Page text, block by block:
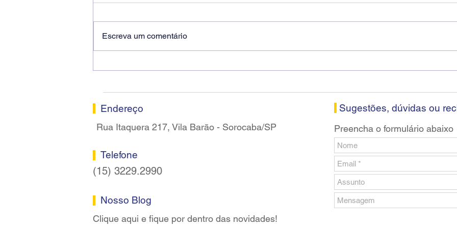
Escreva um comentário
Endereço
Rua Itaquera 217, Vila Barão - Sorocaba/SP
Telefone
(15) 3229.2990
Nosso Blog
Clique aqui e fique por dentro das novidades!
Sugestões, dúvidas ou
Preencha o formulário abaixo